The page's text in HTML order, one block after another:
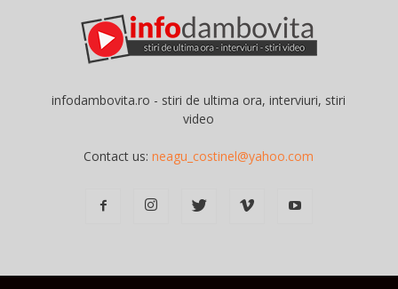
infodambovita.ro - stiri de ultima ora, interviuri, stiri
video
Contact us:neagu_costinel@yahoo.com